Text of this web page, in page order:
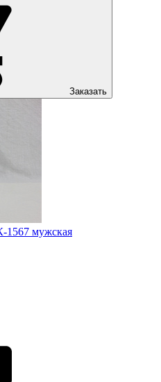
Заказать
1567 мужская